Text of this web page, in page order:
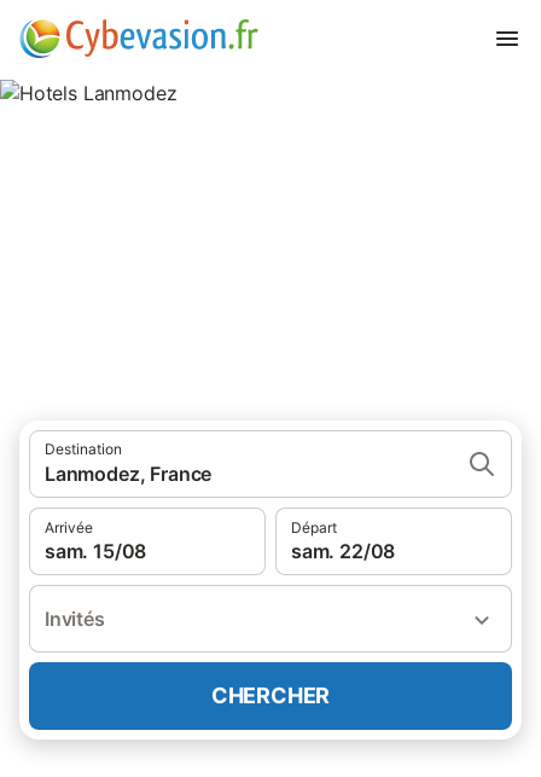
Destination
Lanmodez, France
Arrivée
sam. 15/08
Départ
sam. 22/08
Invités
CHERCHER